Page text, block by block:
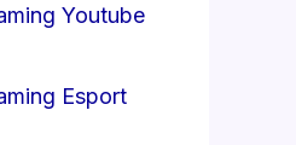
Youtube
Esport